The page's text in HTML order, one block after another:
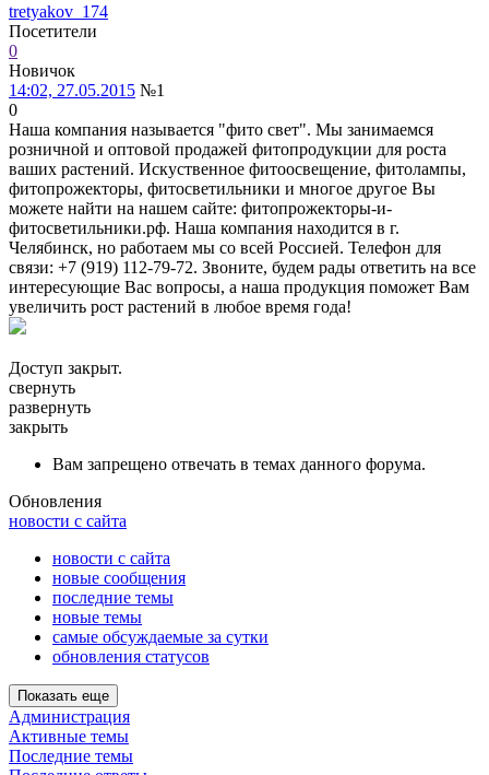
tretyakov_174
Посетители
0
Новичок
14:02, 27.05.2015 №1
0
Наша компания называется "фито свет". Мы занимаемся
розничной и оптовой продажей фитопродукции для роста
ваших растений. Искуственное фитоосвещение, фитолампы,
фитопрожекторы, фитосветильники и многое другое Вы
можете найти на нашем сайте: фитопрожекторы-и-
фитосветильники.рф. Наша компания находится в г.
Челябинск, но работаем мы со всей Россией. Телефон для
связи: +7 (919) 112-79-72. Звоните, будем рады ответить на все
интересующие Вас вопросы, а наша продукция поможет Вам
увеличить рост растений в любое время года!
Доступ закрыт.
свернуть
развернуть
закрыть
Вам запрещено отвечать в темах данного форума.
Обновления
новости с сайта
новости с сайта
новые сообщения
последние темы
новые темы
самые обсуждаемые за сутки
обновления статусов
Показать еще
Администрация
Активные темы
Последние темы